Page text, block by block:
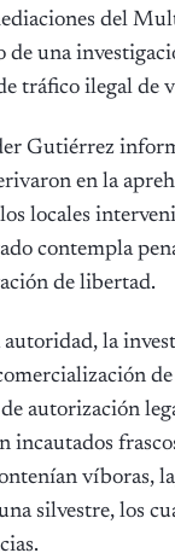
del
de una
tráfico ilegal de
Gutiérrez
en la
locales
contempla
de libertad.
autoridad, la
autorización
incautados
víboras,
silvestre, los